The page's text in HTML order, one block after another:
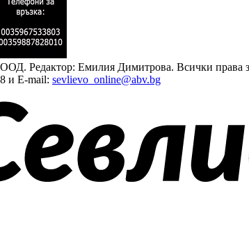
Редактор: Емилия Димитрова. Всички права
и E-mail: sevlievo_online@abv.bg